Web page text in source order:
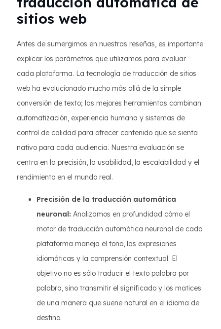
sitios web
Antes de sumergirnos en nuestras reseñas, es importante
explicar los parámetros que utilizamos para evaluar
cada plataforma. La tecnología de traducción de sitios
web ha evolucionado mucho más allá de la simple
conversión de texto; las mejores herramientas combinan
automatización, experiencia humana y sistemas de
control de calidad para ofrecer contenido que se sienta
nativo para cada audiencia. Nuestra evaluación se
centra en la precisión, la usabilidad, la escalabilidad y el
rendimiento en el mundo real.
Precisión de la traducción automática
neuronal: Analizamos en profundidad cómo el
motor de traducción automática neuronal de cada
plataforma maneja el tono, las expresiones
idiomáticas y la comprensión contextual. El
objetivo no es sólo traducir el texto palabra por
palabra, sino transmitir el significado y los matices
de una manera que suene natural en el idioma de
destino.